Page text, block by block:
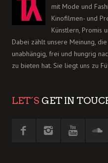
mit Mode und
Kinofilmen- und
Künstlern, Promis
Dabei zählt unsere Meinung,
unabhängig, frei und hungrig
zu bieten hat. Sie liegt uns zu
LET´S GET IN